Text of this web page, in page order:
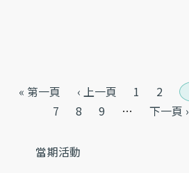
« 第一頁 ‹ 上一頁 1 2
7
8 9 … 下一頁 ›
當期活動